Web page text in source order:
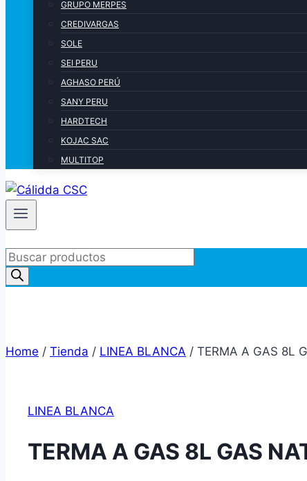
GRUPO MERPES
CREDIVARGAS
SOLE
SEI PERU
AGHASO PERÚ
SANY PERU
HARDTECH
KOJAC SAC
MULTITOP
Products
search
Home / Tienda / LINEA BLANCA / TERMA A GAS 8L
LINEA BLANCA
TERMA A GAS 8L GAS